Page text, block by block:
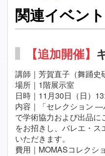
関連イベント
【追加開催】
講師｜芳賀直子（舞踊史
場所｜1階展示室
日時｜11月30日（日）
内容｜「セレクション ―
で学術協力および出品
をお招きし、バレエ・
いただきます。
費用｜MOMASコレクシ